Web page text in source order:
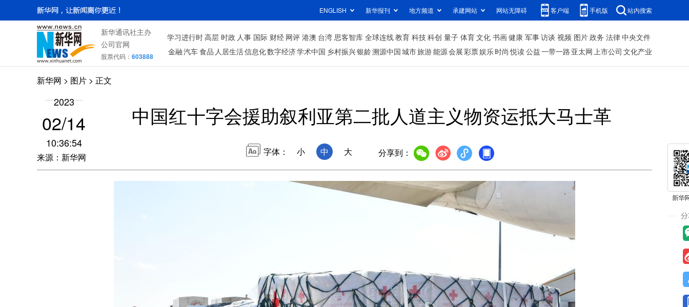
ENGLISH 新华报刊 地方频道 承建网站 网站无障碍 客户端 手机版 站内搜索
新华通讯社主办
公司官网
股票代码： 603888
学习进行时高层 时政 人事 国际 财经 网评 港澳 台湾 思客智库 全球连线教育 科技科创 量子 体育文化 书画健康 军事访谈 视频 图片政务 法律中央文件
金融汽车食品 人居生活信息化数字经济学术中国 乡村振兴银龄溯源中国城市旅游能源会展彩票娱乐时尚 悦读公益一带一路 亚太网上市公司 文化产业
新华网 > 图片 > 正文
2023
02/14
10:36:54
来源：新华网
中国红十字会援助叙利亚第二批人道主义物资运抵大马士革
字体： 小 中 大 分享到：